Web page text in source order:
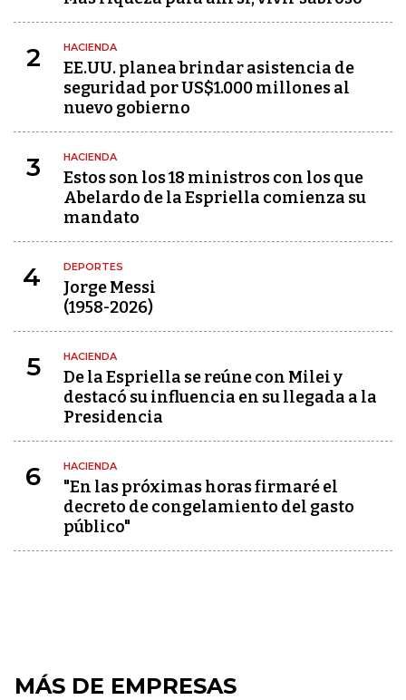
2 HACIENDA
EE.UU. planea brindar asistencia de
seguridad por US$1.000 millones al
nuevo gobierno
3 HACIENDA
Estos son los 18 ministros con los que
Abelardo de la Espriella comienza su
mandato
4 DEPORTES
Jorge Messi
(1958-2026)
5 HACIENDA
De la Espriella se reúne con Milei y
destacó su influencia en su llegada a la
Presidencia
6 HACIENDA
"En las próximas horas firmaré el
decreto de congelamiento del gasto
público"
MÁS DE EMPRESAS